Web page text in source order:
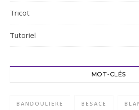
Tricot
Tutoriel
MOT-CLÉS
BANDOULIERE BESACE